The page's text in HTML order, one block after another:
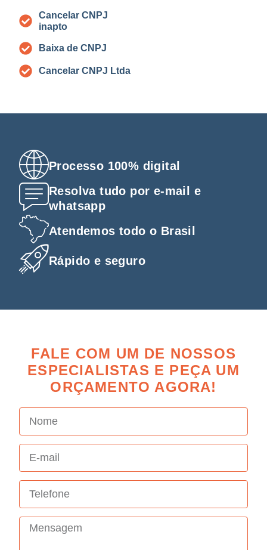
Cancelar CNPJ
inapto
Baixa de CNPJ
Cancelar CNPJ Ltda
Processo 100% digital
Resolva tudo por e-mail e
whatsapp
Atendemos todo o Brasil
Rápido e seguro
FALE COM UM DE NOSSOS
ESPECIALISTAS E PEÇA UM
ORÇAMENTO AGORA!